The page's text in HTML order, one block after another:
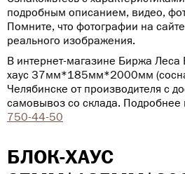
подробным описанием, видео,
Помните, что фотографии на сайте
реального изображения.
В интернет-магазине Биржа Леса
хаус 37мм*185мм*2000мм
Челябинске от производителя с
самовывоз со склада. Подробнее
750-44-50
БЛОК-ХАУС